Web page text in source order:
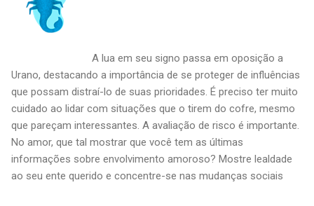
A lua em seu signo passa em oposição a
Urano, destacando a importância de se proteger de influências
que possam distraí-lo de suas prioridades. É preciso ter muito
cuidado ao lidar com situações que o tirem do cofre, mesmo
que pareçam interessantes. A avaliação de risco é importante.
No amor, que tal mostrar que você tem as últimas
informações sobre envolvimento amoroso? Mostre lealdade
ao seu ente querido e concentre-se nas mudanças sociais